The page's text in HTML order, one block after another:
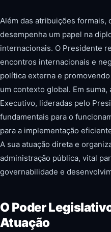
Além das atribuições formais,
desempenha um papel na
internacionais. O Presidente
encontros internacionais e
política externa e
um contexto global. Em
Executivo, lideradas pelo
fundamentais para o
para a implementação
A sua atuação direta e
administração pública, vital
governabilidade e
O Poder
Atuação